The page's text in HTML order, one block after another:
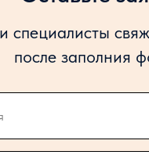
специалисты
после заполния